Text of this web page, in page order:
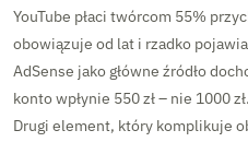
YouTube płaci twórcom 55%
obowiązuje od lat i rzadko
AdSense jako główne źródło
konto wpłynie 550 zł – nie 1000 zł.
Drugi element, który komplikuje